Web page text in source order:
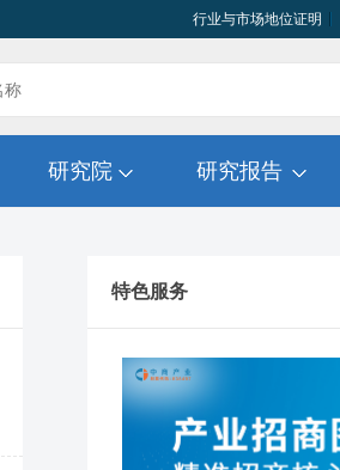
行业与市场地位证明
研究院 研究报告
特色服务